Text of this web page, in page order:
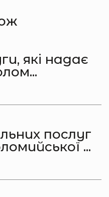
які надає
послуг
...